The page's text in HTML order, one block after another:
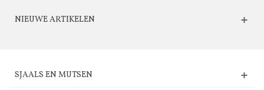
NIEUWE ARTIKELEN
SJAALS EN MUTSEN